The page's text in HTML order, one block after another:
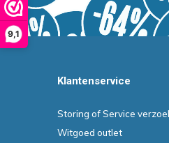
9,1
Klantenservice
Storing of Service
Witgoed outlet